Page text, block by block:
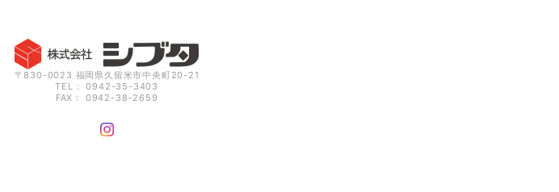
〒830-0023 福岡県久留米市中央町20-21
TEL： 0942-35-3403
FAX： 0942-38-2659